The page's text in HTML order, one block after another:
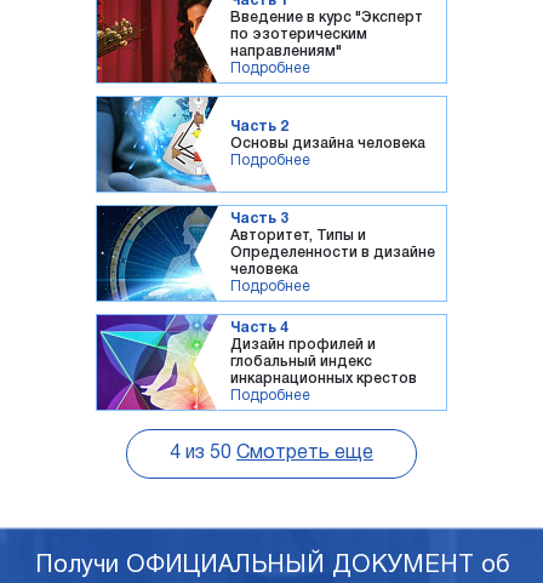
Введение в курс "Эксперт
по эзотерическим
направлениям"
Подробнее
Часть 2
Основы дизайна человека
Подробнее
Часть 3
Авторитет, Типы и
Определенности в дизайне
человека
Подробнее
Часть 4
Дизайн профилей и
глобальный индекс
инкарнационных крестов
Подробнее
4 из 50 Смотреть еще
Получи ОФИЦИАЛЬНЫЙ ДОКУМЕНТ об